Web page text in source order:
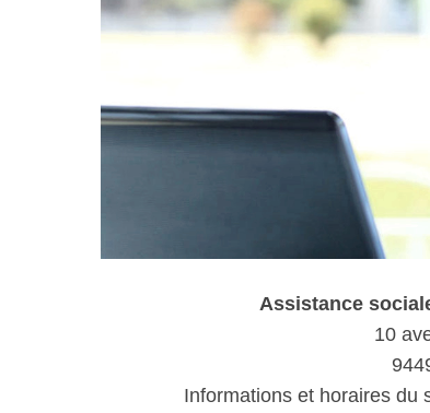
Assistance
10
Informations et horaires du